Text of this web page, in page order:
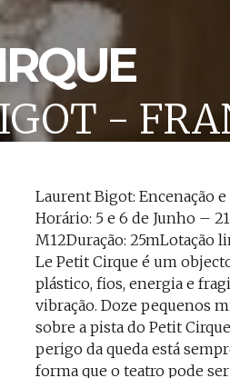
-
Laurent Bigot: Encenação
Horário: 5 e 6 de Junho –
M12Duração: 25mLotação
Le Petit Cirque é um
plástico, fios, energia e
vibração. Doze pequenos
sobre a pista do Petit
perigo da queda está
forma que o teatro pode